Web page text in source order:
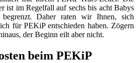
ist im Regelfall auf sechs bis acht Babys
Daher raten wir Ihnen, sich
für PEKiP entschieden haben. Zögern
der Beginn eilt aber nicht.
beim PEKiP